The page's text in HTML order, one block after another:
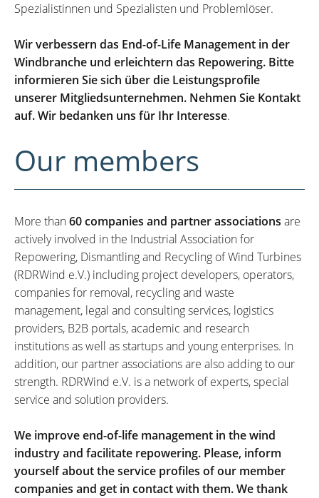
Spezialistinnen und Spezialisten und Problemlöser.
Wir verbessern das End-of-Life Management in der
Windbranche und erleichtern das Repowering. Bitte
informieren Sie sich über die Leistungsprofile
unserer Mitgliedsunternehmen. Nehmen Sie Kontakt
auf. Wir bedanken uns für Ihr Interesse.
Our members
More than60 companies and partner associations are
actively involved in the Industrial Association for
Repowering, Dismantling and Recycling of Wind Turbines
(RDRWind e.V.) including project developers, operators,
companies for removal, recycling and waste
management, legal and consulting services, logistics
providers, B2B portals, academic and research
institutions as well as startups and young enterprises. In
addition, our partner associations are also adding to our
strength. RDRWind e.V. is a network of experts, special
service and solution providers.
We improve end-of-life management in the wind
industry and facilitate repowering. Please, inform
yourself about the service profiles of our member
companies and get in contact with them. We thank